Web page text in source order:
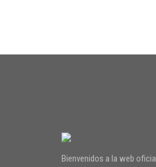
Bienvenidos a la web